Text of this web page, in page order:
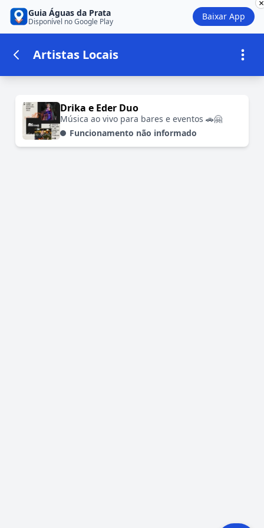
Guia Águas da Prata
Disponível no Google Play Baixar App
×
Artistas Locais
Estabelecimentos em Artistas
Drika e Eder Duo
Música ao vivo para bares e eventos 🚗🤗
Funcionamento não informado